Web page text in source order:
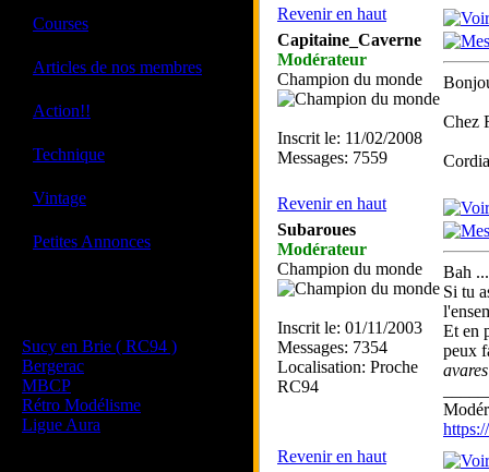
Courses
Articles de nos membres
Action!!
Technique
Vintage
Petites Annonces
Sucy en Brie ( RC94 )
Bergerac
MBCP
Rétro Modélisme
Ligue Aura
Revenir en haut
Capitaine_Caverne
Modérateur
Champion du monde
Inscrit le: 11/02/2008
Messages: 7559
Chez
Revenir en haut
Subaroues
Modérateur
Champion du monde
Inscrit le: 01/11/2003
Messages: 7354
Localisation: Proche
RC94
Bah
Si tu
Et en
peux
Revenir en haut